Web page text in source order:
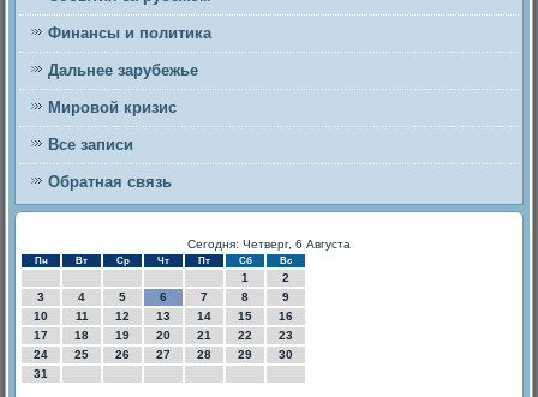
Финансы и политика
Дальнее зарубежье
Мировой кризис
Все записи
Обратная связь
Сегодня: Четверг, 6 Августа
Пн Вт Ср Чт Пт Сб Вс
1
2
3
4 5 6 7 8
9
10
11 12 13 14 15
16
17
18 19 20 21 22
23
24
25 26 27 28 29
30
31